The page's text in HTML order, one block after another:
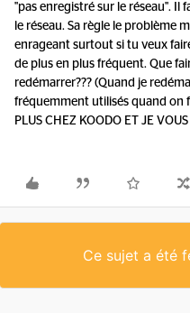
"pas enregistré sur le réseau".
le réseau. Sa règle le problème
enrageant surtout si tu veux
de plus en plus fréquent. Que
redémarrer??? (Quand je
fréquemment utilisés quand on
PLUS CHEZ KOODO ET JE
Ce sujet a été